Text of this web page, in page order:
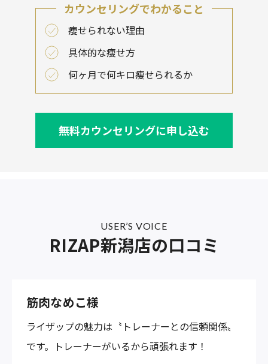
カウンセリングでわかること
痩せられない理由
具体的な痩せ方
何ヶ月で何キロ痩せられるか
無料カウンセリングに申し込む
USER’S VOICE
RIZAP新潟店の口コミ
筋肉なめこ様
ライザップの魅力は〝トレーナーとの信頼関係〟
です。トレーナーがいるから頑張れます！